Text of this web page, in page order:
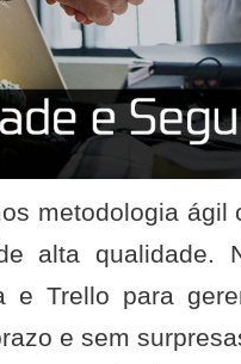
metodologia
alta qualidade.
e Trello para
e sem